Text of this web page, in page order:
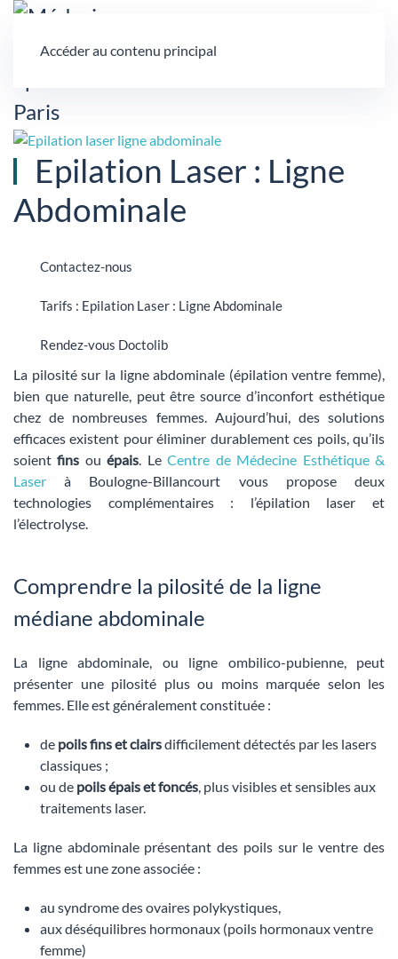
Accéder au contenu principal
Epilation Laser : Ligne
Abdominale
Contactez-nous
Tarifs : Epilation Laser : Ligne Abdominale
Rendez-vous Doctolib
La pilosité sur la ligne abdominale (épilation ventre femme),
bien que naturelle, peut être source d’inconfort esthétique
chez de nombreuses femmes. Aujourd’hui, des solutions
efficaces existent pour éliminer durablement ces poils, qu’ils
soientfins ouépais. LeCentre de Médecine Esthétique &
Laser à Boulogne-Billancourt vous propose deux
technologies complémentaires : l’épilation laser et
l’électrolyse.
Comprendre la pilosité de la ligne
médiane abdominale
La ligne abdominale, ou ligne ombilico-pubienne, peut
présenter une pilosité plus ou moins marquée selon les
femmes. Elle est généralement constituée :
de poils fins et clairsdifficilement détectés par les lasers
classiques ;
ou de poils épais et foncés, plus visibles et sensibles aux
traitements laser.
La ligne abdominale présentant des poils sur le ventre des
femmes est une zone associée :
au syndrome des ovaires polykystiques,
aux déséquilibres hormonaux (poils hormonaux ventre
femme)